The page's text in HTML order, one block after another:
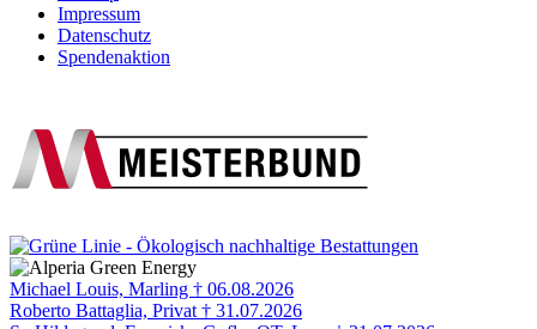
Impressum
Datenschutz
Spendenaktion
Michael Louis, Marling † 06.08.2026
Roberto Battaglia, Privat † 31.07.2026